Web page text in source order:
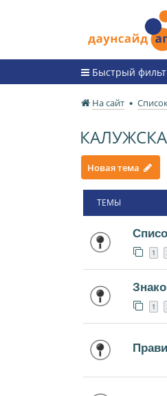
Быстрый
На сайт
Новая тема
ТЕМЫ
1
1